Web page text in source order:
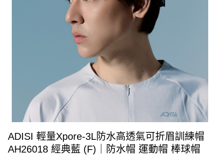
ADISI 輕量Xpore-3L防水高透氣可折眉訓練帽
AH26018 經典藍 (F)｜防水帽 運動帽 棒球帽